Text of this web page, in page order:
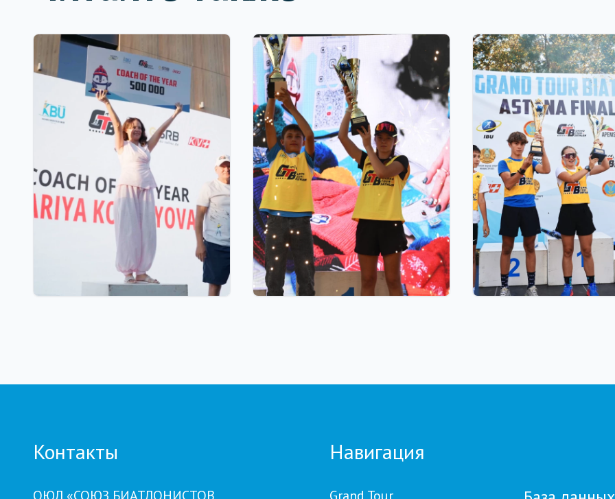
прошел финал GRAND TOUR
Контакты Навигация